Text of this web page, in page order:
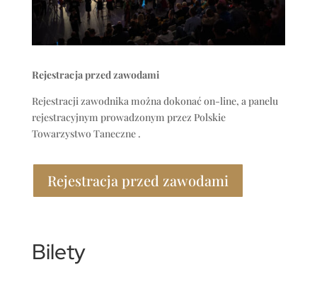
Rejestracja przed zawodami
Rejestracji zawodnika można dokonać on-line, a panelu
rejestracyjnym prowadzonym przez Polskie
Towarzystwo Taneczne.
Rejestracja przed zawodami
Bilety